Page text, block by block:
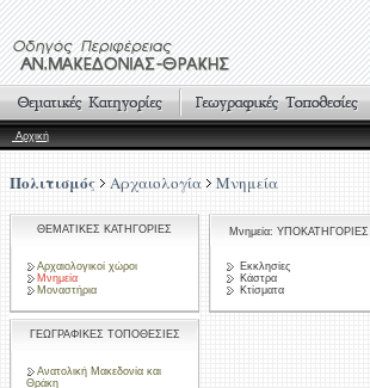
Αρχική
Πολιτισμός Αρχαιολογία Μνημεία
ΘΕΜΑΤΙΚΕΣ ΚΑΤΗΓΟΡΙΕΣ
Αρχαιολογικοί χώροι
Μνημεία
Μοναστήρια
ΓΕΩΓΡΑΦΙΚΕΣ ΤΟΠΟΘΕΣΙΕΣ
Ανατολική Μακεδονία και
Θράκη
Μνημεία: ΥΠΟΚΑΤΗΓΟΡΙΕΣ
Εκκλησίες
Κάστρα
Κτίσματα